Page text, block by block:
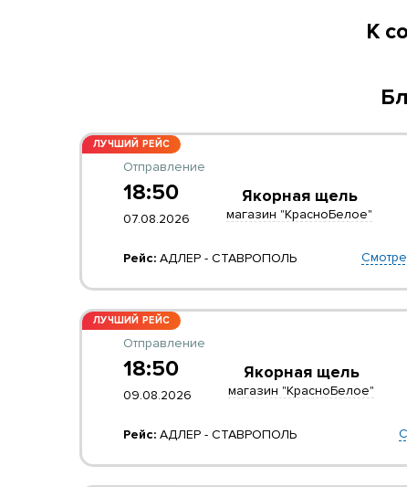
К
ЛУЧШИЙ РЕЙС
Отправление
18:50
07.08.2026
Якорная щель
магазин "КрасноБелое"
Рейс: АДЛЕР - СТАВРОПОЛЬ
ЛУЧШИЙ РЕЙС
Отправление
18:50
09.08.2026
Якорная щель
магазин "КрасноБелое"
Рейс: АДЛЕР - СТАВРОПОЛЬ